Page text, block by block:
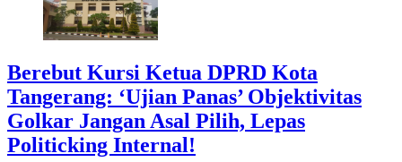
Berebut Kursi Ketua DPRD Kota
Tangerang: ‘Ujian Panas’ Objektivitas
Golkar Jangan Asal Pilih, Lepas
Politicking Internal!